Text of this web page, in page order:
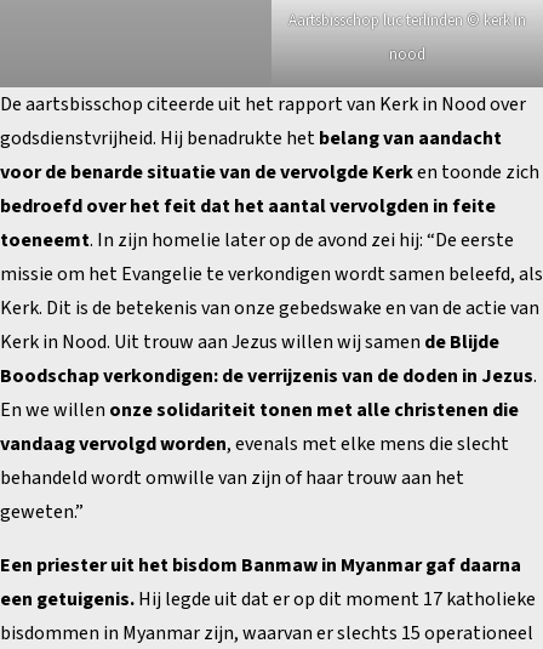
Aartsbisschop luc terlinden © kerk in
nood
De aartsbisschop citeerde uit het rapport van Kerk in Nood over
godsdienstvrijheid. Hij benadrukte hetbelang van aandacht
voor de benarde situatie van de vervolgde Kerken toonde zich
bedroefd over het feit dat het aantal vervolgden in feite
toeneemt. In zijn homelie later op de avond zei hij: “De eerste
missie om het Evangelie te verkondigen wordt samen beleefd, als
Kerk. Dit is de betekenis van onze gebedswake en van de actie van
Kerk in Nood. Uit trouw aan Jezus willen wij samen de Blijde
Boodschap verkondigen: de verrijzenis van de doden in Jezus.
En we willen onze solidariteit tonen met alle christenen die
vandaag vervolgd worden, evenals met elke mens die slecht
behandeld wordt omwille van zijn of haar trouw aan het
geweten.”
Een priester uit het bisdom Banmaw in Myanmar gaf daarna
een getuigenis.Hij legde uit dat er op dit moment 17 katholieke
bisdommen in Myanmar zijn, waarvan er slechts 15 operationeel